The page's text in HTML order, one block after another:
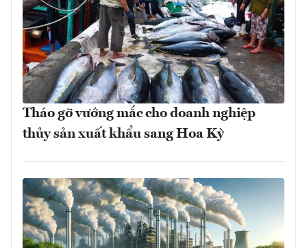
Tháo gỡ vướng mắc cho doanh nghiệp
thủy sản xuất khẩu sang Hoa Kỳ